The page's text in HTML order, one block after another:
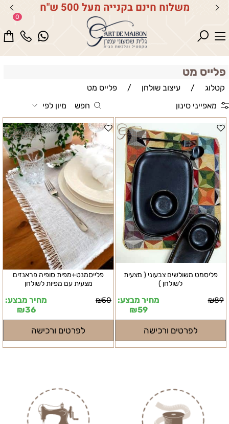
משלוח חינם בקנייה מעל 500 ש"ח
0
פלייס מט
קטלוג / עיצוב שולחן /
פלייס מט
מאפייני סינון
חפש מיון לפי
פליסמט משולשים צבעוני ( מצעית
לשולחן )
₪89
מחיר מבצע:
₪59
לפרטים ורכישה
פלייסמנט+מפית סופיה פראנזים
מצעית עם מפיות לשולחן
₪50
מחיר מבצע:
₪36
לפרטים ורכישה